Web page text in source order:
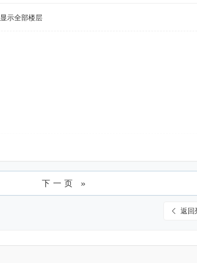
显示全部楼层
下一页 »
返回